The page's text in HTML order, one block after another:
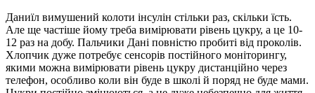
Даниїл вимушений колоти інсулін стільки раз, скільки їсть.
Але ще частіше йому треба вимірювати рівень цукру, а це 10-
12 раз на добу. Пальчики Дані повністю пробиті від проколів.
Хлопчик дуже потребує сенсорів постійного моніторингу,
якими можна вимірювати рівень цукру дистанційно через
телефон, особливо коли він буде в школі й поряд не буде мами.